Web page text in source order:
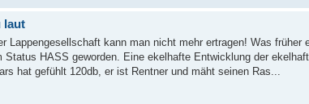
laut
Lappengesellschaft kann man nicht mehr ertragen! Was früher
Status HASS geworden. Eine ekelhafte Entwicklung der
hat gefühlt 120db, er ist Rentner und mäht seinen Ras...